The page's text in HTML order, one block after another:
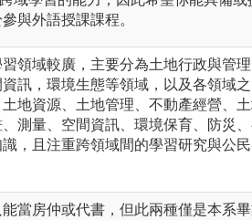
與外語授課課程。
領域較廣，主要分為土地行政與管
訊，環境生態等領域，以及各領域
地資源、土地管理、不動產經營、
測量、空間資訊、環境保育、防災
，且注重跨領域間的學習研究與公
當房仲或代書，但此兩種僅是本系